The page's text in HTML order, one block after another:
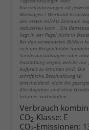
Kurzzeitzulassungen oft
Mietwagen / Werkstatt
den ersten HU/AU Zeitraum
reduzieren kann. Die
liegt in der Regel nicht in
Bei den verwendeten Bildern
sich um Beispielbilder
Sonderausstattungen oder
Ausstattung zeigen, welche nur
Aufpreis zu erhalten sind. Die
schriftliche Beschreibung ist
entscheidend, nicht die
Alle Angaben sind ohne
Irrtümer vorbehalten.
Verbrauch
CO2-Klasse: E
CO -Emissionen: